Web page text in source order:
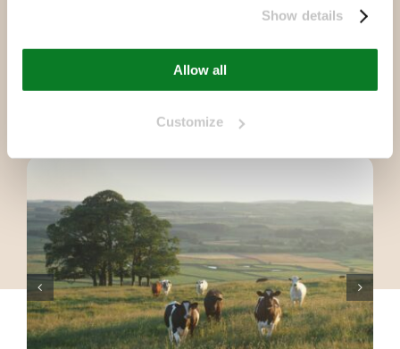
Show details
Allow all
Customize
direktiver 2000/54, 651/2013, 1810/2005,
®
klasse 1 mikroorganismer, der anses for at